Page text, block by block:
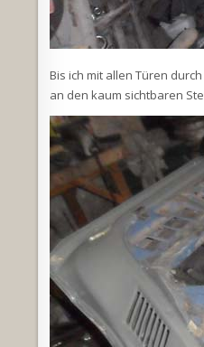
Bis ich mit allen Türen
an den kaum sichtbaren